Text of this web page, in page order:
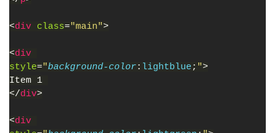
<div class="main">
<div
style="background-color: lightblue ; ">
Item 1
</div>
<div